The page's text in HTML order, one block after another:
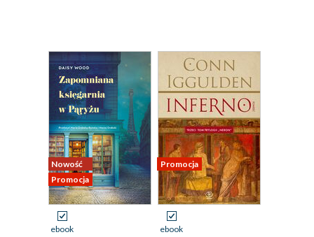
Nowość
Promocja
ebook
Promocja
ebook